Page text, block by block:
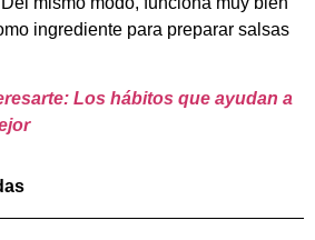
ingrediente para preparar salsas
Los hábitos que ayudan a